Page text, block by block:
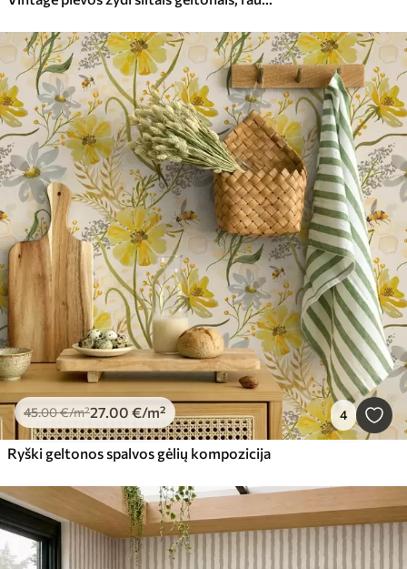
45.00€/m²27.00 €/m² 4
Ryški geltonos spalvos gėlių kompozicija